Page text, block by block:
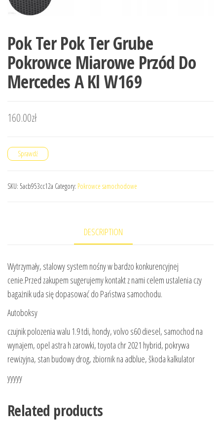
Pok Ter Pok Ter Grube
Pokrowce Miarowe Przód Do
Mercedes A Kl W169
160.00zł
Sprawdź
SKU: 5acb953cc12a Category: Pokrowce samochodowe
DESCRIPTION
Wytrzymały, stalowy system nośny w bardzo konkurencyjnej
cenie.Przed zakupem sugerujemy kontakt z nami celem ustalenia czy
bagażnik uda się dopasować do Państwa samochodu.
Autoboksy
czujnik polozenia walu 1.9 tdi, hondy, volvo s60 diesel, samochod na
wynajem, opel astra h zarowki, toyota chr 2021 hybrid, pokrywa
rewizyjna, stan budowy drog, zbiornik na adblue, škoda kalkulator
yyyyy
Related products